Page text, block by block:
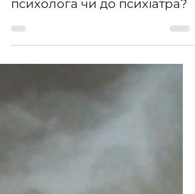
Підозрюєте РДУГ? Вам до
психолога чи до психіатра?